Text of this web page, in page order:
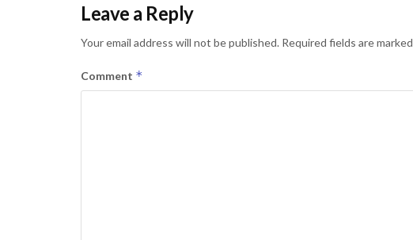
Leave a Reply
Your email address will not be published. Required fields are marked
Comment *